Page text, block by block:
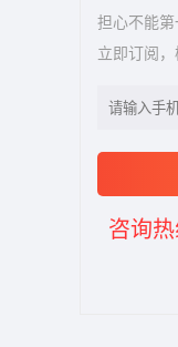
担心不能
立即订阅，
咨询